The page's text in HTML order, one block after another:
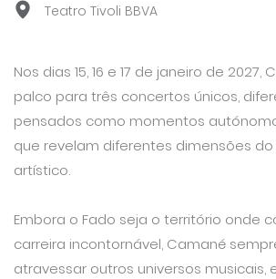
Teatro Tivoli BBVA
Nos dias 15, 16 e 17 de janeiro de 2027,
palco para três concertos únicos,
pensados como momentos
que revelam diferentes dimensões
artístico.
Embora o Fado seja o território onde
carreira incontornável, Camané
atravessar outros universos musicais,